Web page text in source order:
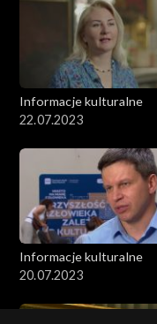
Informacje kulturalne
22.07.2023
Informacje kulturalne
20.07.2023